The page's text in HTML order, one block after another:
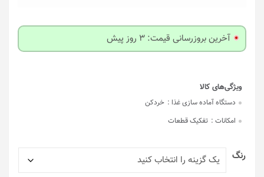
آخرین بروزرسانی قیمت: 3 روز پیش
دستگاه آماده سازی غذا : خردکن
امکانات : تفکیک قطعات
رنگ